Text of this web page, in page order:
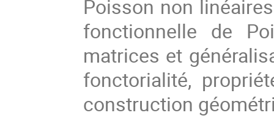
Poisson non
fonctionnelle de
matrices et
fonctorialité,
construction